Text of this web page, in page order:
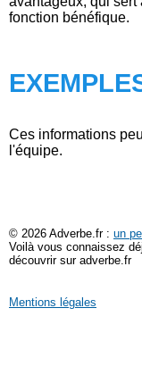
fonction bénéfique.
Ces informations
l'équipe.
© 2026 Adverbe.fr : un
Voilà vous connaissez
découvrir sur adverbe.fr
Mentions légales